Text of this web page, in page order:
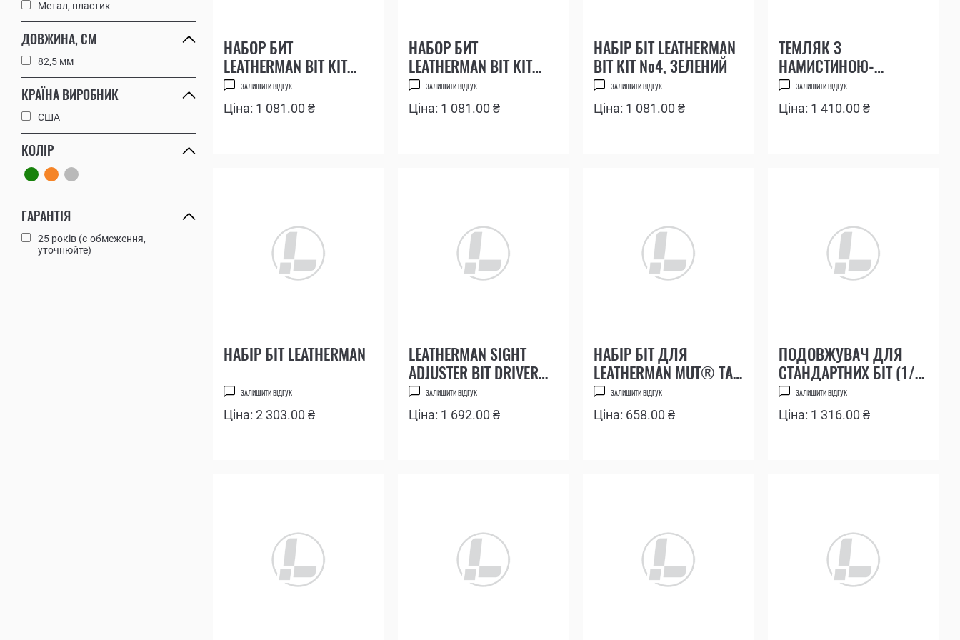
Метал, пластик
ДОВЖИНА, СМ
82,5 мм
КРАЇНА ВИРОБНИК
США
КОЛІР
ГАРАНТІЯ
25 років (є обмеження,
уточнюйте)
НАБОР БИТ
LEATHERMAN BIT KIT
№6ЗАЛИШИТИ ВІДГУК
Ціна: 1 081.00 ₴
НАБОР БИТ
LEATHERMAN BIT KIT
№5ЗАЛИШИТИ ВІДГУК
Ціна: 1 081.00 ₴
НАБІР БІТ LEATHERMAN
BIT KIT №4, ЗЕЛЕНИЙ
ЗАЛИШИТИ ВІДГУК
Ціна: 1 081.00 ₴
ТЕМЛЯК З
НАМИСТИНОЮ-
БІТОУТРИМУВАЧЕМ
LEATHERMAN
ЗАЛИШИТИ ВІДГУК
Ціна: 1 410.00 ₴
НАБІР БІТ LEATHERMAN
ЗАЛИШИТИ ВІДГУК
Ціна: 2 303.00 ₴
LEATHERMAN SIGHT
ADJUSTER BIT DRIVER
EXTENDER ДЛЯ
РЕГУЛЮВАННЯ
ПРИЦІЛЬНИХ
ЗАЛИШИТИ ВІДГУК
Ціна: 1 692.00 ₴
НАБІР БІТ ДЛЯ
LEATHERMAN MUT® ТА
MUT® EOD
ЗАЛИШИТИ ВІДГУК
Ціна: 658.00 ₴
ПОДОВЖУВАЧ ДЛЯ
СТАНДАРТНИХ БІТ (1/4
") І БІТ LEATHERMAN BIT
DRIVER EXTENDER
ЗАЛИШИТИ ВІДГУК
Ціна: 1 316.00 ₴